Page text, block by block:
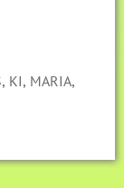
, KI, MARIA,